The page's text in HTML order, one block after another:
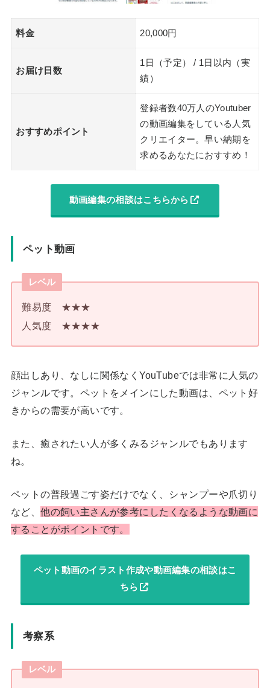
料金 20,000円
お届け日数
1日（予定） / 1日以内（実
績）
おすすめポイント
登録者数40万人のYoutuber
の動画編集をしている人気
クリエイター。早い納期を
求めるあなたにおすすめ！
動画編集の相談はこちらから
ペット動画
レベル
難易度 ★★★
人気度 ★★★★
顔出しあり、なしに関係なくYouTubeでは非常に人気の
ジャンルです。ペットをメインにした動画は、ペット好
きからの需要が高いです。
また、癒されたい人が多くみるジャンルでもあります
ね。
ペットの普段過ごす姿だけでなく、シャンプーや爪切り
など、他の飼い主さんが参考にしたくなるような動画に
することがポイントです。
ペット動画のイラスト作成や動画編集の相談はこ
ちら
考察系
レベル